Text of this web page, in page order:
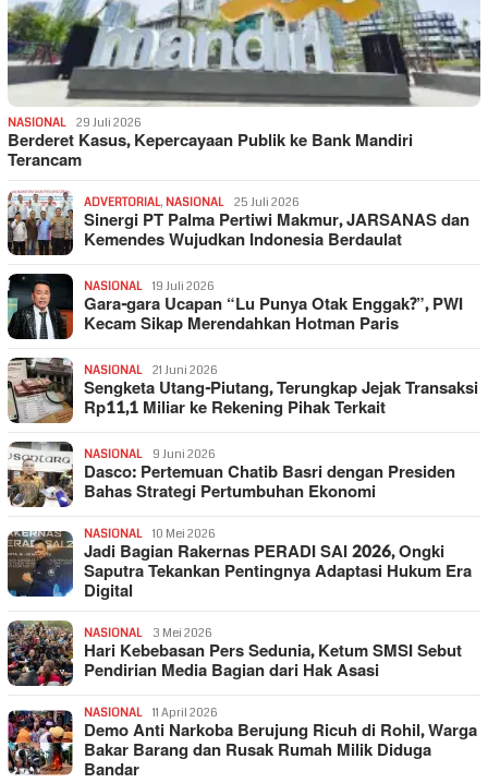
NASIONAL 29 Juli 2026
Berderet Kasus, Kepercayaan Publik ke Bank Mandiri
Terancam
ADVERTORIAL, NASIONAL 25 Juli 2026
Sinergi PT Palma Pertiwi Makmur, JARSANAS dan
Kemendes Wujudkan Indonesia Berdaulat
NASIONAL 19 Juli 2026
Gara-gara Ucapan “Lu Punya Otak Enggak?”, PWI
Kecam Sikap Merendahkan Hotman Paris
NASIONAL 21 Juni 2026
Sengketa Utang-Piutang, Terungkap Jejak Transaksi
Rp11,1 Miliar ke Rekening Pihak Terkait
NASIONAL 9 Juni 2026
Dasco: Pertemuan Chatib Basri dengan Presiden
Bahas Strategi Pertumbuhan Ekonomi
NASIONAL 10 Mei 2026
Jadi Bagian Rakernas PERADI SAI 2026, Ongki
Saputra Tekankan Pentingnya Adaptasi Hukum Era
Digital
NASIONAL 3 Mei 2026
Hari Kebebasan Pers Sedunia, Ketum SMSI Sebut
Pendirian Media Bagian dari Hak Asasi
NASIONAL 11 April 2026
Demo Anti Narkoba Berujung Ricuh di Rohil, Warga
Bakar Barang dan Rusak Rumah Milik Diduga
Bandar